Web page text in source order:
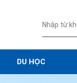
DU HỌC